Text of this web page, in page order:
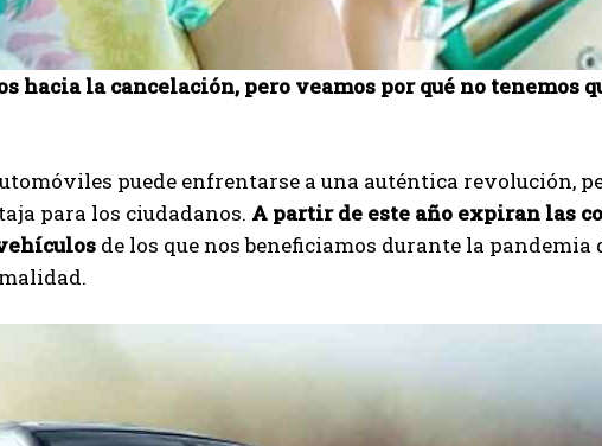
hacia la cancelación, pero veamos por qué no tenemos
puede enfrentarse a una auténtica revolución,
para los ciudadanos. A partir de este año expiran las
de los que nos beneficiamos durante la pandemia